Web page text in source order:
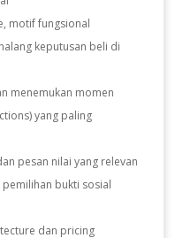
motif fungsional
keputusan beli di
menemukan momen
yang paling
pesan nilai yang relevan
bukti sosial
dan pricing